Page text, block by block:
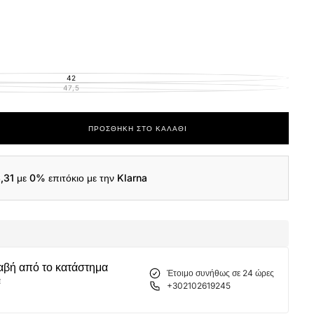
42ΕΚΤΌΣ
ΑΠΟΘΈΜΑΤΟΣ
47,5ΕΚΤΌΣ
ΠΡΟΣΘΉΚΗ ΣΤΟ ΚΑΛΆΘΙ
με 0% επιτόκιο με την Klarna
από το κατάστημα
Έτοιμο συνήθως σε 24 ώρες
+302102619245